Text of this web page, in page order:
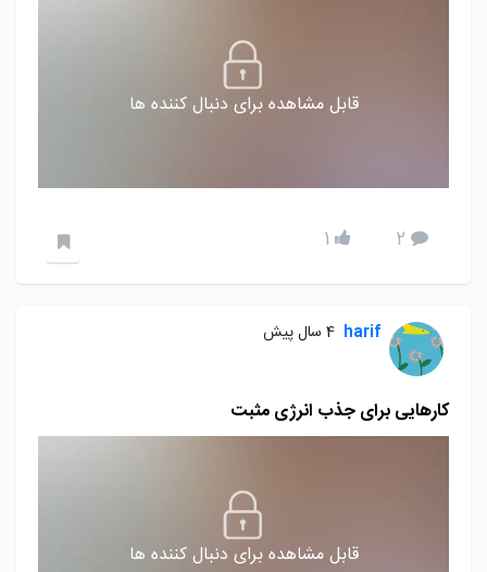
قابل مشاهده برای دنبال کننده ها
2
1
harif 4 سال پیش
کارهایی برای جذب انرژی مثبت
قابل مشاهده برای دنبال کننده ها